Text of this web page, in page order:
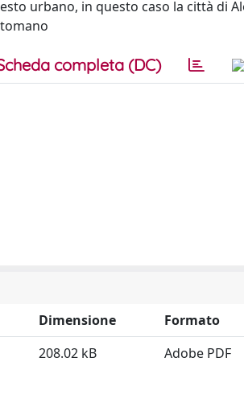
urbano, in questo caso la città di
completa (DC)
Dimensione
Formato
208.02 kB Adobe PDF